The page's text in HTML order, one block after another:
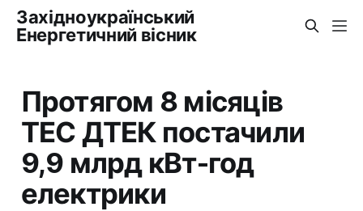
Західноукраїнський
Енергетичний вісник
Протягом 8 місяців
ТЕС ДТЕК постачили
9,9 млрд кВт-год
електрики